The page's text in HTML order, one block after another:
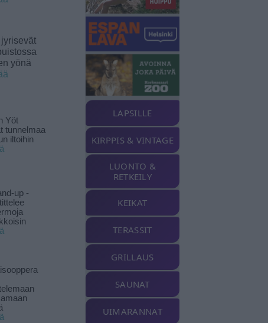
yönä
Yöt
tunnelmaa
iltoihin
up -
LAPSILLE
KIRPPIS & VINTAGE
LUONTO &
RETKEILY
KEIKAT
TERASSIT
GRILLAUS
SAUNAT
UIMARANNAT